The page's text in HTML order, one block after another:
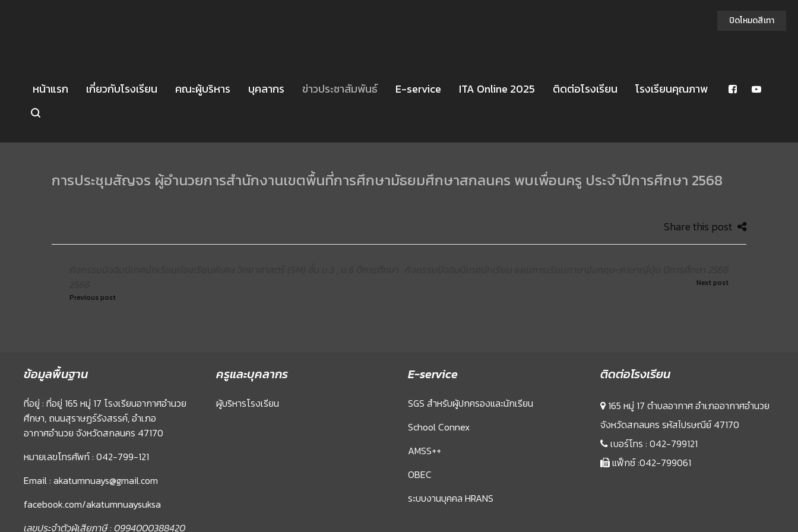
หน้าแรก เกี่ยวกับโรงเรียน คณะผู้บริหาร บุคลากร ข่าวประชาสัมพันธ์ E-service ITA Online 2025 ติดต่อโรงเรียน โรงเรียนคุณภาพ
การประชุมสัญจร ผู้อำนวยการสำนักงานเขตพื้นที่การศึกษามัธยมศึกษาสกลนคร พบเพื่อนครู ประจำปีการศึกษา 2568
Share this post
Previous post
Next post
ข้อมูลพื้นฐาน
ที่อยู่ : ที่อยู่ 165 หมู่ 17 โรงเรียนอากาศอำนวย
ศึกษา, ถนนสุราษฏร์รังสรรค์, อำเภอ
อากาศอำนวย จังหวัดสกลนคร 47170
หมายเลขโทรศัพท์ : 042-799-121
Email : akatumnuays@gmail.com
facebook.com/akatumnuaysuksa
เลขประจำตัวผู้เสียภาษี : 0994000388420
ครูและบุคลากร
ผู้บริหารโรงเรียน
E-service
SGS สำหรับผู้ปกครองและนักเรียน
School Connex
AMSS++
OBEC
ระบบงานบุคคล HRANS
ติดต่อโรงเรียน
165 หมู่ 17 ตำบลอากาศ อำเภออากาศอำนวย
จังหวัดสกลนคร รหัสไปรษณีย์ 47170
เบอร์โทร : 042-799121
แฟ็กซ์ :042-799061
ปิดโหมดสีเทา